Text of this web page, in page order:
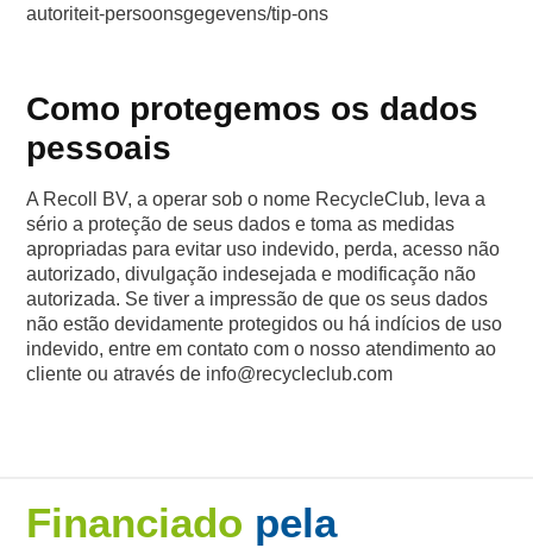
autoriteit-persoonsgegevens/tip-ons
Como protegemos os dados
pessoais
A Recoll BV, a operar sob o nome RecycleClub, leva a
sério a proteção de seus dados e toma as medidas
apropriadas para evitar uso indevido, perda, acesso não
autorizado, divulgação indesejada e modificação não
autorizada. Se tiver a impressão de que os seus dados
não estão devidamente protegidos ou há indícios de uso
indevido, entre em contato com o nosso atendimento ao
cliente ou através de info@recycleclub.com
Financiado pela